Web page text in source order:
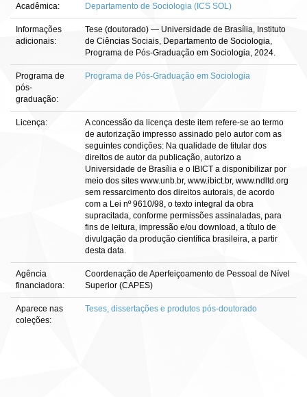
Acadêmica:
Departamento de Sociologia (ICS SOL)
Informações
adicionais:
Tese (doutorado) — Universidade de Brasília, Instituto
de Ciências Sociais, Departamento de Sociologia,
Programa de Pós-Graduação em Sociologia, 2024.
Programa de
pós-
graduação:
Programa de Pós-Graduação em Sociologia
Licença:
A concessão da licença deste item refere-se ao termo
de autorização impresso assinado pelo autor com as
seguintes condições: Na qualidade de titular dos
direitos de autor da publicação, autorizo a
Universidade de Brasília e o IBICT a disponibilizar por
meio dos sites www.unb.br, www.ibict.br, www.ndltd.org
sem ressarcimento dos direitos autorais, de acordo
com a Lei nº 9610/98, o texto integral da obra
supracitada, conforme permissões assinaladas, para
fins de leitura, impressão e/ou download, a título de
divulgação da produção científica brasileira, a partir
desta data.
Agência
financiadora:
Coordenação de Aperfeiçoamento de Pessoal de Nível
Superior (CAPES)
Aparece nas
coleções:
Teses, dissertações e produtos pós-doutorado